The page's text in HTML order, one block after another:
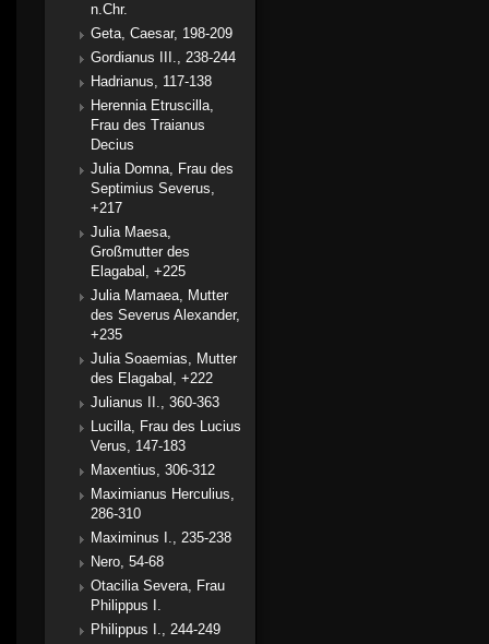
n.Chr.
Geta, Caesar, 198-209
Gordianus III., 238-244
Hadrianus, 117-138
Herennia Etruscilla,
Frau des Traianus
Decius
Julia Domna, Frau des
Septimius Severus,
+217
Julia Maesa,
Großmutter des
Elagabal, +225
Julia Mamaea, Mutter
des Severus Alexander,
+235
Julia Soaemias, Mutter
des Elagabal, +222
Julianus II., 360-363
Lucilla, Frau des Lucius
Verus, 147-183
Maxentius, 306-312
Maximianus Herculius,
286-310
Maximinus I., 235-238
Nero, 54-68
Otacilia Severa, Frau
Philippus I.
Philippus I., 244-249